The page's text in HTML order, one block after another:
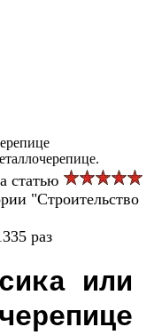
статью
"Строительство
раз
или